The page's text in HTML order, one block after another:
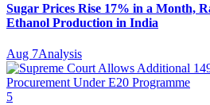
Sugar Prices Rise 17% in a Month,
Ethanol Production in India
Aug 7Analysis
5